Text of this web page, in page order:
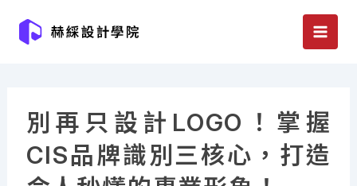
別再只設計LOGO！掌握
CIS品牌識別三核心，打造